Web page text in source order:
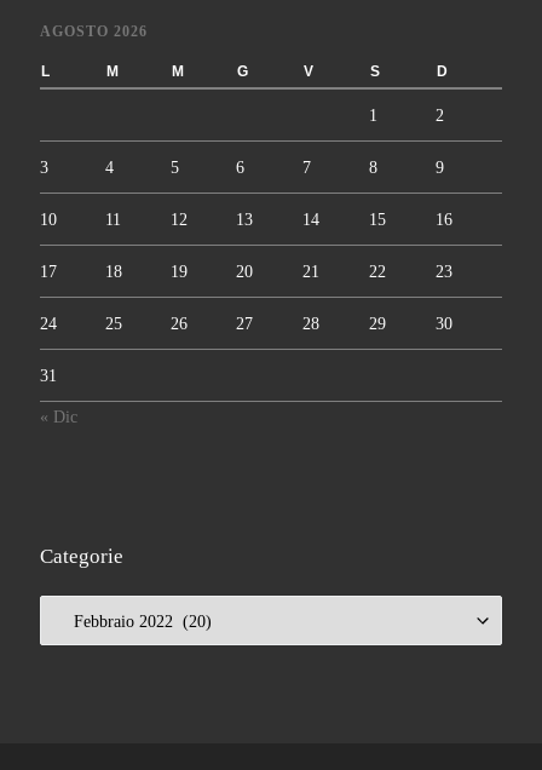
AGOSTO 2026
L M M G V S D
1 2
3 4 5 6 7 8 9
10 11 12 13 14 15 16
17 18 19 20 21 22 23
24 25 26 27 28 29 30
31
« Dic
Categorie